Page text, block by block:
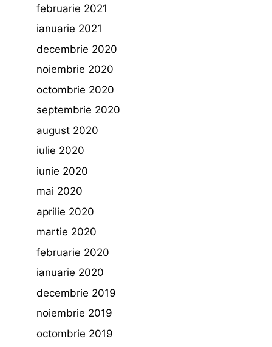
februarie 2021
ianuarie 2021
decembrie 2020
noiembrie 2020
octombrie 2020
septembrie 2020
august 2020
iulie 2020
iunie 2020
mai 2020
aprilie 2020
martie 2020
februarie 2020
ianuarie 2020
decembrie 2019
noiembrie 2019
octombrie 2019